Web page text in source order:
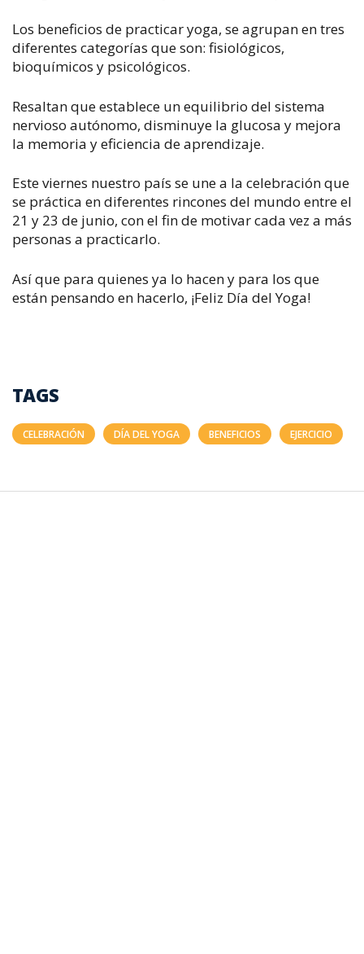
Los beneficios de practicar yoga, se agrupan en tres
diferentes categorías que son: fisiológicos,
bioquímicos y psicológicos.
Resaltan que establece un equilibrio del sistema
nervioso autónomo, disminuye la glucosa y mejora
la memoria y eficiencia de aprendizaje.
Este viernes nuestro país se une a la celebración que
se práctica en diferentes rincones del mundo entre el
21 y 23 de junio, con el fin de motivar cada vez a más
personas a practicarlo.
Así que para quienes ya lo hacen y para los que
están pensando en hacerlo, ¡Feliz Día del Yoga!
TAGS
CELEBRACIÓN DÍA DEL YOGA BENEFICIOS EJERCICIO